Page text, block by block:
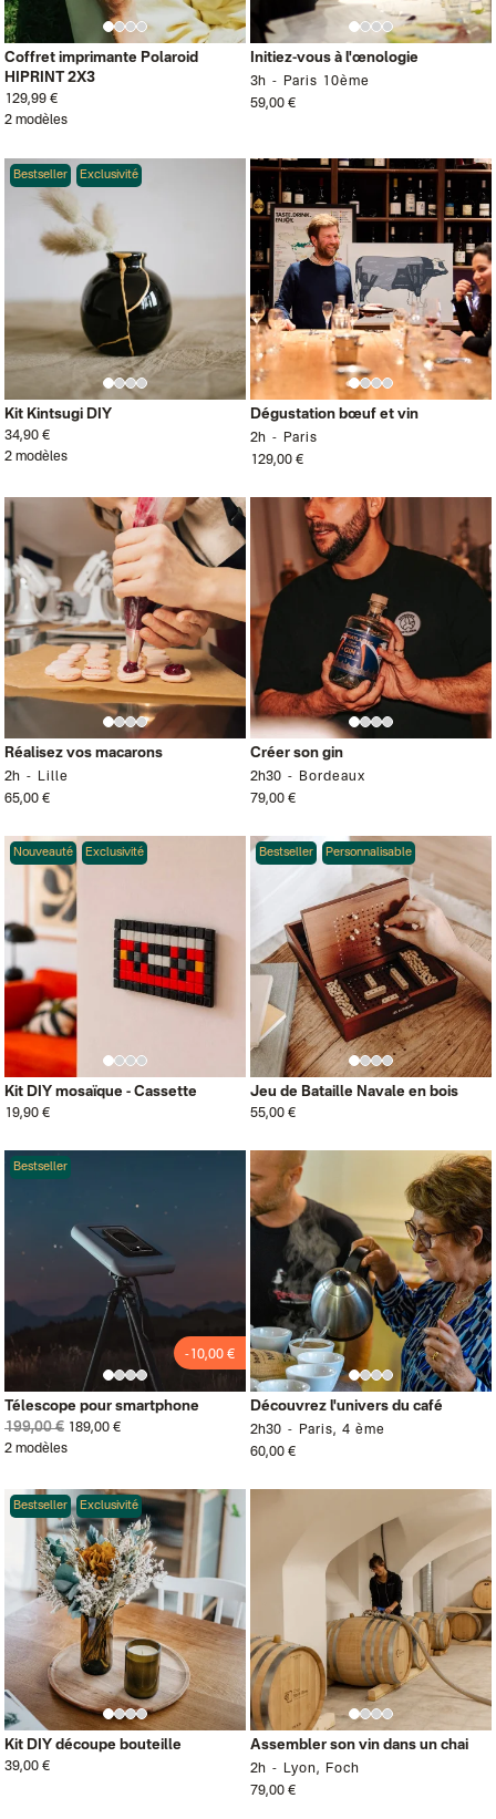
Coffret imprimante Polaroid
HIPRINT 2X3
129,99 €
2 modèles
Initiez-vous à l'œnologie
3h
Paris 10ème
59,00 €
Bestseller Exclusivité
Kit Kintsugi DIY
34,90 €
2 modèles
Dégustation bœuf et vin
2h
Paris
129,00 €
Réalisez vos macarons
2h
Lille
65,00 €
Créer son gin
2h30
Bordeaux
79,00 €
Nouveauté Exclusivité
Kit DIY mosaïque - Cassette
19,90 €
Bestseller Personnalisable
Jeu de Bataille Navale en bois
55,00 €
Bestseller
-10,00 €
Télescope pour smartphone
199,00 € 189,00 €
2 modèles
Découvrez l'univers du café
2h30
Paris, 4 ème
60,00 €
Bestseller Exclusivité
Kit DIY découpe bouteille
39,00 €
Assembler son vin dans un chai
2h
Lyon, Foch
79,00 €